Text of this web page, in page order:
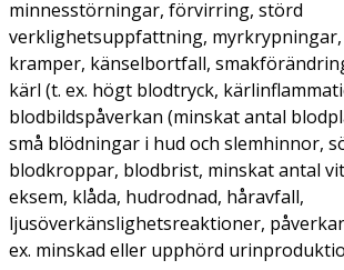
minnesstörningar, förvirring, störd
verklighetsuppfattning,
kramper, känselbortfall,
kärl (t. ex. högt blodtryck,
blodbildspåverkan (minskat antal
små blödningar i hud och slemhinnor,
blodkroppar, blodbrist, minskat antal
eksem, klåda, hudrodnad, håravfall,
ljusöverkänslighetsreaktioner,
ex. minskad eller upphörd